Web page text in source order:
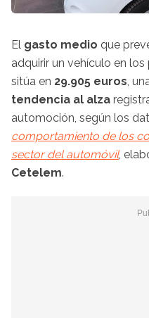
El gasto medio que
adquirir un vehículo en
sitúa en 29.905 euros,
tendencia al alza
automoción, según los
comportamiento de los
sector del automóvil,
Cetelem.